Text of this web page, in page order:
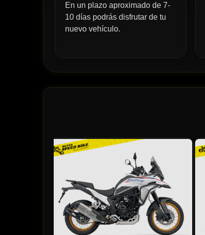
En un plazo aproximado de 7-
10 días podrás disfrutar de tu
nuevo vehículo.